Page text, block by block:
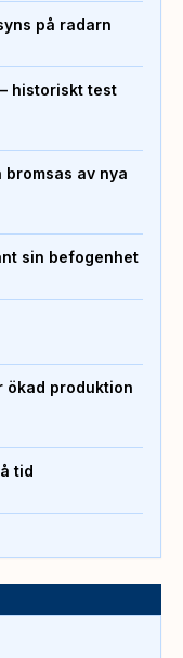
på radarn
historiskt test
av nya
sin befogenhet
ökad produktion
tid